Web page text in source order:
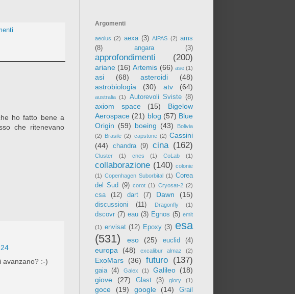
ho fatto bene a
che ritenevano
avanzano? :-)
Argomenti
aeolus (2) aexa (3) AIPAS (2) ams
(8)
angara (3)
approfondimenti (200)
ariane (16) Artemis (66) ase (1)
asi (68) asteroidi
(48)
astrobiologia
(30) atv (64)
australia (1) Autorevoli Sviste (8)
axiom space (15)
Bigelow
Aerospace (21) blog (57) Blue
Origin (59) boeing (43)
Bolivia
(2) Brasile (2) capstone (2) Cassini
(44)
chandra (9) cina (162)
Cluster (1) cnes (1) CoLab (1)
collaborazione (140) colonie
(1) Copenhagen Suborbital (1) Corea
del Sud (9) corot (1) Cryosat-2 (2)
csa (12) dart (7) Dawn (15)
discussioni (11) Dragonfly (1)
dscovr (7) eau (3) Egnos (5) emit
(1) envisat (12) Epoxy (3) esa
(531)
eso (25) euclid (4)
europa (48) excalibur almaz (2)
ExoMars (36) futuro (137)
gaia (4) Galex (1) Galileo (18)
giove
(27) Glast (3) glory (1)
goce (19) google (14)
Grail